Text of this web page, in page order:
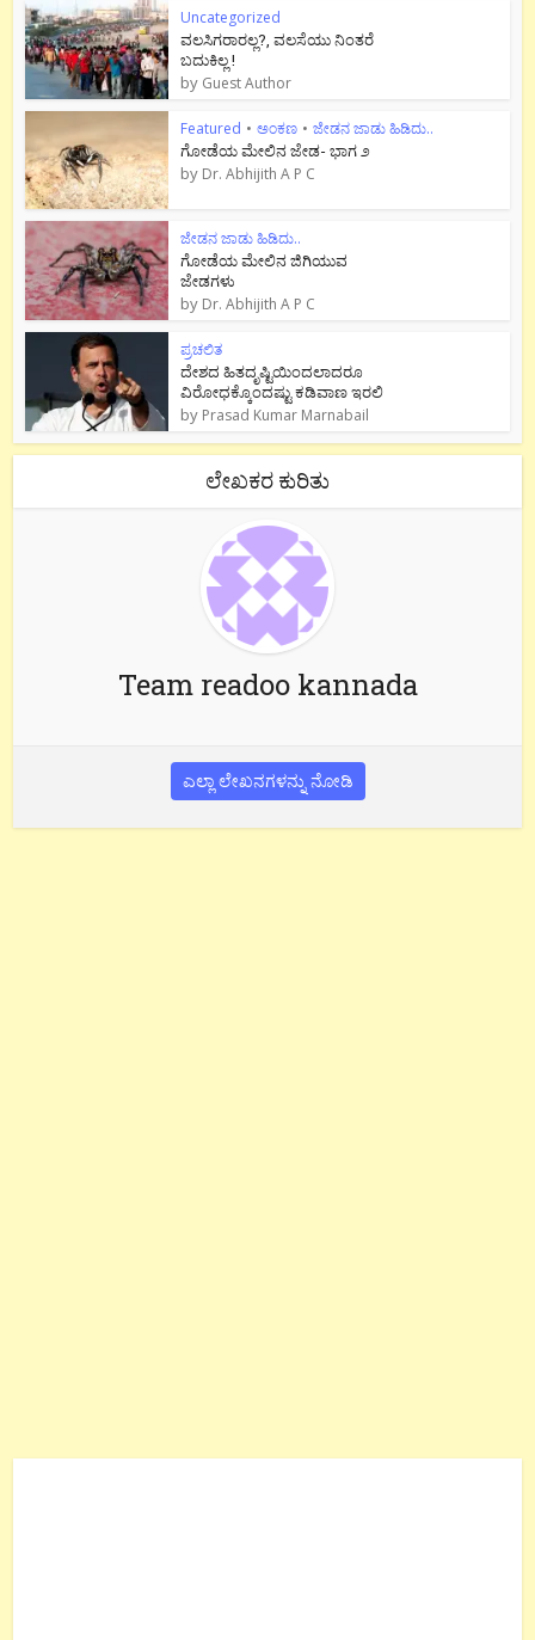
Uncategorized
ವಲಸಿಗರಾರಲ್ಲ?, ವಲಸೆಯು ನಿಂತರೆ
ಬದುಕಿಲ್ಲ !
by Guest Author
Featured • ಅಂಕಣ • ಜೇಡನ ಜಾಡು ಹಿಡಿದು..
ಗೋಡೆಯ ಮೇಲಿನ ಜೇಡ- ಭಾಗ ೨
by Dr. Abhijith A P C
ಜೇಡನ ಜಾಡು ಹಿಡಿದು..
ಗೋಡೆಯ ಮೇಲಿನ ಜಿಗಿಯುವ
ಜೇಡಗಳು
by Dr. Abhijith A P C
ಪ್ರಚಲಿತ
ದೇಶದ ಹಿತದೃಷ್ಟಿಯಿಂದಲಾದರೂ
ವಿರೋಧಕ್ಕೊಂದಷ್ಟು ಕಡಿವಾಣ ಇರಲಿ
by Prasad Kumar Marnabail
ಲೇಖಕರ ಕುರಿತು
Team readoo kannada
ಎಲ್ಲಾ ಲೇಖನಗಳನ್ನು ನೋಡಿ